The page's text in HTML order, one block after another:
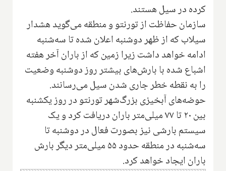
کرده در سیل هستند.
سازمان حفاظت از تورنتو و منطقه می‌گوید هشدار
سیلاب که از ظهر دوشنبه اعلان شده تا سه‌شنبه
ادامه خواهد داشت زیرا زمین که از باران آخر هفته
اشباع شده با بارش‌های بیشتر روز دوشنبه وضعیت
را به نقطه خطر جاری شدن سیل می‌رسانند.
حوضه‌های آبخیزی بزرگ‌شهر تورنتو در روز یکشنبه
بین ۲۰ تا ۷۷ میلی‌متر باران دریافت کرد و یک
سیستم بارشی نیز بصورت فعال در دوشنبه تا
سه‌شنبه در منطقه حدود ۵۵ میلی‌متر دیگر بارش
باران ایجاد خواهد کرد.